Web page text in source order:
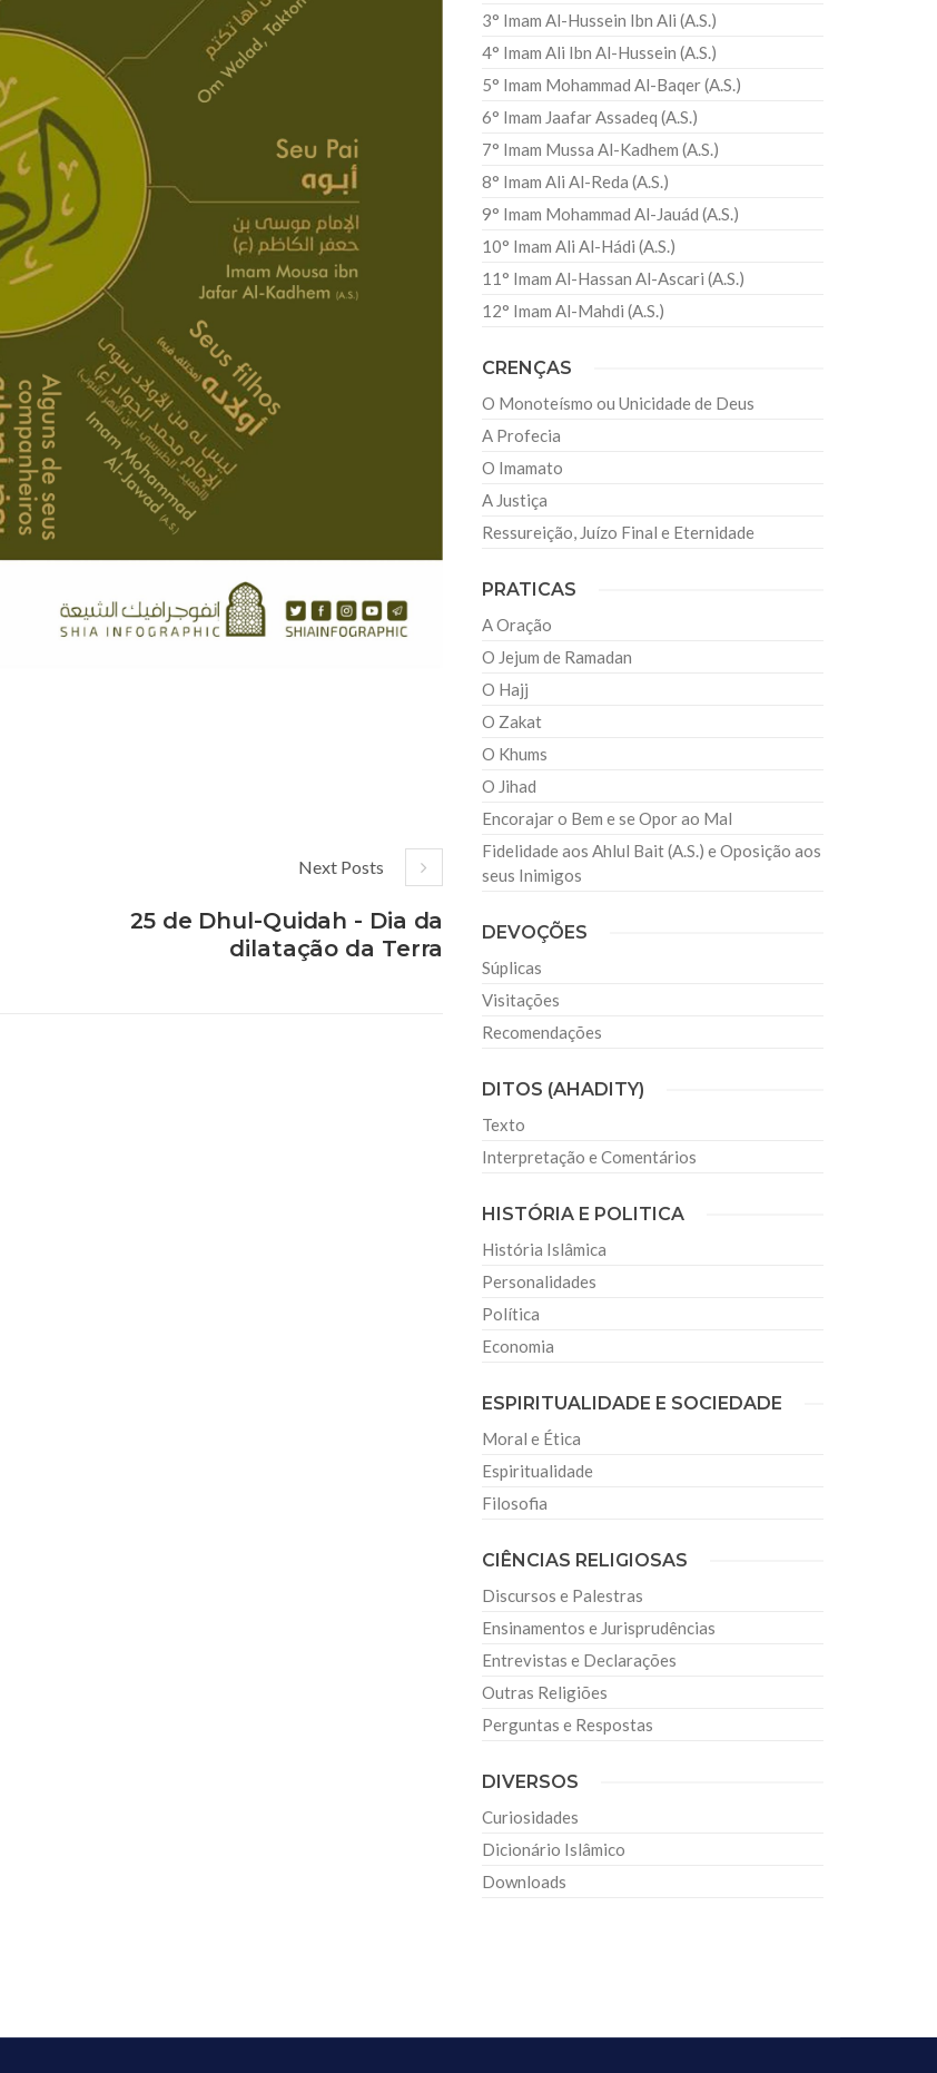
Next Posts
25 de Dhul-Quidah - Dia da
dilatação da Terra
3° Imam Al-Hussein Ibn Ali (A.S.)
4° Imam Ali Ibn Al-Hussein (A.S.)
5° Imam Mohammad Al-Baqer (A.S.)
6° Imam Jaafar Assadeq (A.S.)
7° Imam Mussa Al-Kadhem (A.S.)
8° Imam Ali Al-Reda (A.S.)
9° Imam Mohammad Al-Jauád (A.S.)
10° Imam Ali Al-Hádi (A.S.)
11° Imam Al-Hassan Al-Ascari (A.S.)
12° Imam Al-Mahdi (A.S.)
CRENÇAS
O Monoteísmo ou Unicidade de Deus
A Profecia
O Imamato
A Justiça
Ressureição, Juízo Final e Eternidade
PRATICAS
A Oração
O Jejum de Ramadan
O Hajj
O Zakat
O Khums
O Jihad
Encorajar o Bem e se Opor ao Mal
Fidelidade aos Ahlul Bait (A.S.) e Oposição aos
seus Inimigos
DEVOÇÕES
Súplicas
Visitações
Recomendações
DITOS (AHADITY)
Texto
Interpretação e Comentários
HISTÓRIA E POLITICA
História Islâmica
Personalidades
Política
Economia
ESPIRITUALIDADE E SOCIEDADE
Moral e Ética
Espiritualidade
Filosofia
CIÊNCIAS RELIGIOSAS
Discursos e Palestras
Ensinamentos e Jurisprudências
Entrevistas e Declarações
Outras Religiões
Perguntas e Respostas
DIVERSOS
Curiosidades
Dicionário Islâmico
Downloads